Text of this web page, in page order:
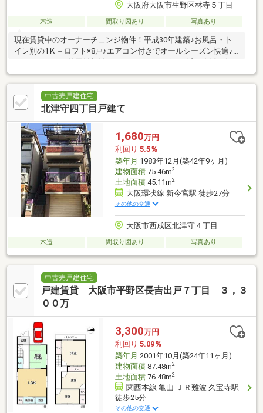
大阪府大阪市生野区林寺５丁目
木造 間取り図あり 写真あり
現在賃貸中のオーナーチェンジ物件！平成30年建築♪お風呂・ト
イレ別の1Ｋ＋ロフト×8戸♪エアコン付きでオールシーズン快適♪
す♪
中古売戸建住宅
北津守四丁目戸建て
1,680万円
利回り 5.5％
築年月 1983年12月(築42年9ヶ月)
建物面積75.46m2
土地面積45.11m2
大阪環状線 新今宮駅 徒歩27分
その他の交通
大阪市西成区北津守４丁目
木造 間取り図あり 写真あり
中古売戸建住宅
戸建賃貸 大阪市平野区長吉出戸７丁目 ３，３
００万
3,300万円
利回り 5.09％
築年月 2001年10月(築24年11ヶ月)
建物面積87.48m2
土地面積76.48m2
関西本線 亀山-ＪＲ難波 久宝寺駅
徒歩25分
その他の交通